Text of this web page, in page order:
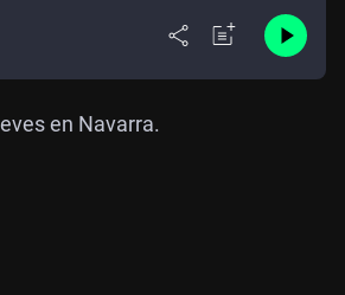
en Navarra.